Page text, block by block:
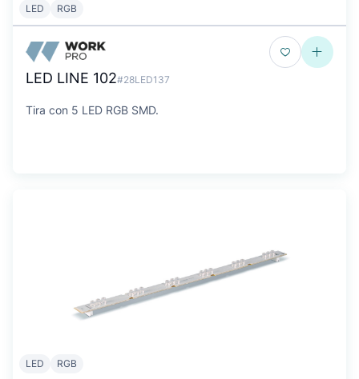
LED RGB
LED LINE 102#28LED137
Tira con 5 LED RGB SMD.
LED RGB